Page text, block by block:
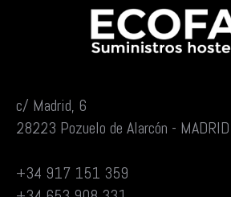
c/ Madrid, 6
28223 Pozuelo de Alarcón - MADRID
+34 917 151 359